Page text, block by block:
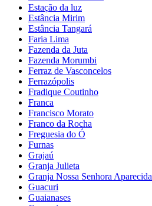
Estação da luz
Estância Mirim
Estância Tangará
Faria Lima
Fazenda da Juta
Fazenda Morumbi
Ferraz de Vasconcelos
Ferrazópolis
Fradique Coutinho
Franca
Francisco Morato
Franco da Rocha
Freguesia do Ó
Furnas
Grajaú
Granja Julieta
Granja Nossa Senhora Aparecida
Guacuri
Guaianases